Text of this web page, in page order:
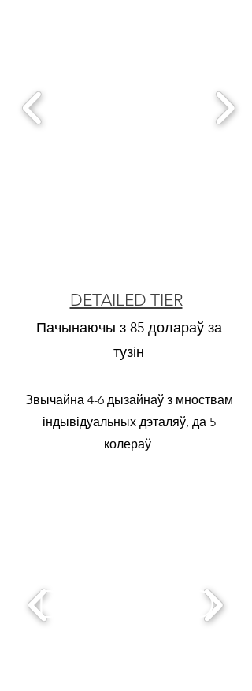
DETAILED TIER
Пачынаючы з 85 долараў за
тузін
Звычайна 4-6 дызайнаў з мноствам
індывідуальных дэталяў, да 5
колераў
DETAILED